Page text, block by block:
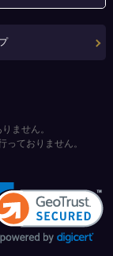
ません。
っておりません。